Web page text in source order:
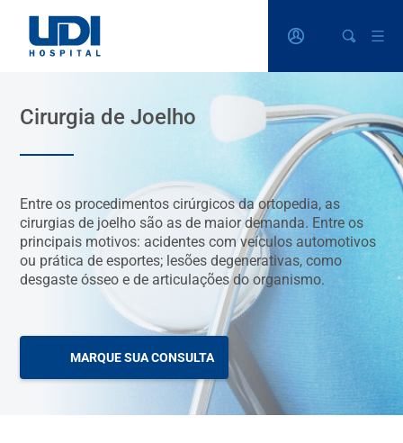
Cirurgia de Joelho
Entre os procedimentos cirúrgicos da ortopedia, as
cirurgias de joelho são as de maior demanda. Entre os
principais motivos: acidentes com veículos automotivos
ou prática de esportes; lesões degenerativas, como
desgaste ósseo e de articulações do organismo.
MARQUE SUA CONSULTA